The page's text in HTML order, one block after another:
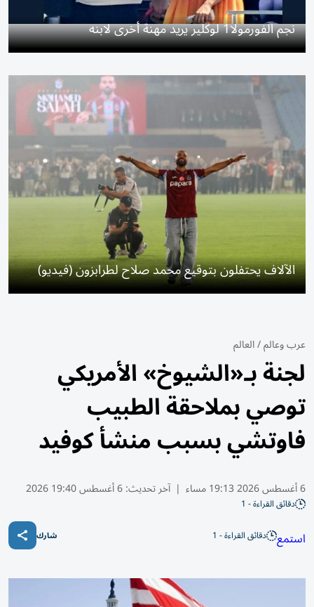
نجم الفورمولا1 لوكلير يريد مهنة أخرى لابنه
الآلاف يحتفلون بتوقيع محمد صلاح لطرابزون (فيديو)
عرب وعالم/العالم
لجنة بـ«الشيوخ» الأمريكي
توصي بملاحقة الطبيب
فاوتشي بسبب منشأ كوفيد
6 أغسطس 2026 19:13 مساء | آخر تحديث:6 أغسطس 19:40 2026
دقائق القراءة - 1
استمع دقائق القراءة - 1 شارك